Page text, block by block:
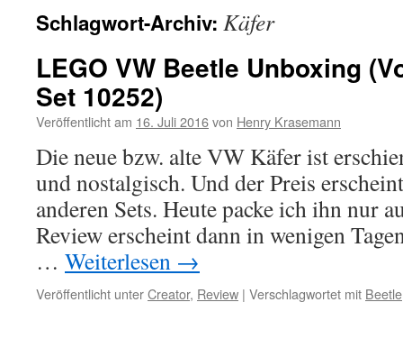
Schlagwort-Archiv: Käfer
LEGO VW Beetle Unboxing
Set 10252)
Veröffentlicht am 16. Juli 2016von Henry Krasemann
Die neue bzw. alte VW Käfer ist
und nostalgisch. Und der Preis
anderen Sets. Heute packe ich ihn nur
Review erscheint dann in wenigen
… Weiterlesen →
Veröffentlicht unterCreator, Review | Verschlagwortet mit Beetle